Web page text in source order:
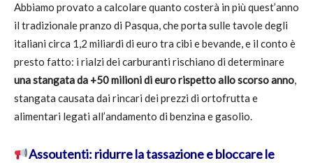
Abbiamo provato a calcolare quanto costerà in più quest’anno
il tradizionale pranzo di Pasqua, che porta sulle tavole degli
italiani circa 1,2 miliardi di euro tra cibi e bevande, e il conto è
presto fatto: i rialzi dei carburanti rischiano di determinare
una stangata da +50 milioni di euro rispetto allo scorso anno,
stangata causata dai rincari dei prezzi di ortofrutta e
alimentari legati all’andamento di benzina e gasolio.
Assoutenti: ridurre la tassazione e bloccare le